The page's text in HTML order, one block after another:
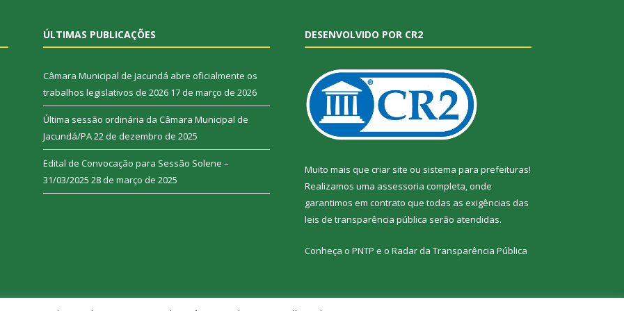
ÚLTIMAS PUBLICAÇÕES
Câmara Municipal de Jacundá abre oficialmente os
trabalhos legislativos de 2026 17 de março de 2026
Última sessão ordinária da Câmara Municipal de
Jacundá/PA22 de dezembro de 2025
Edital de Convocação para Sessão Solene –
31/03/2025 28 de março de 2025
DESENVOLVIDO POR CR2
Muito mais que criar site ou sistema para prefeituras!
Realizamos uma assessoria completa, onde
garantimos em contrato que todas as exigências das
leis de transparência pública serão atendidas.
Conheça o PNTP e o Radar da Transparência Pública